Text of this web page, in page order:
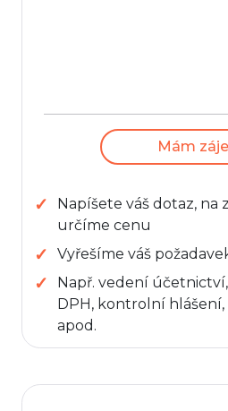
Mám
Napíšete váš dotaz, na
určíme cenu
Vyřešíme váš
Např. vedení
DPH, kontrolní hlášení,
apod.